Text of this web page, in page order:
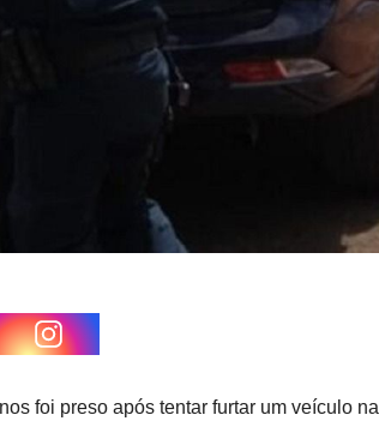
foi preso após tentar furtar um veículo na